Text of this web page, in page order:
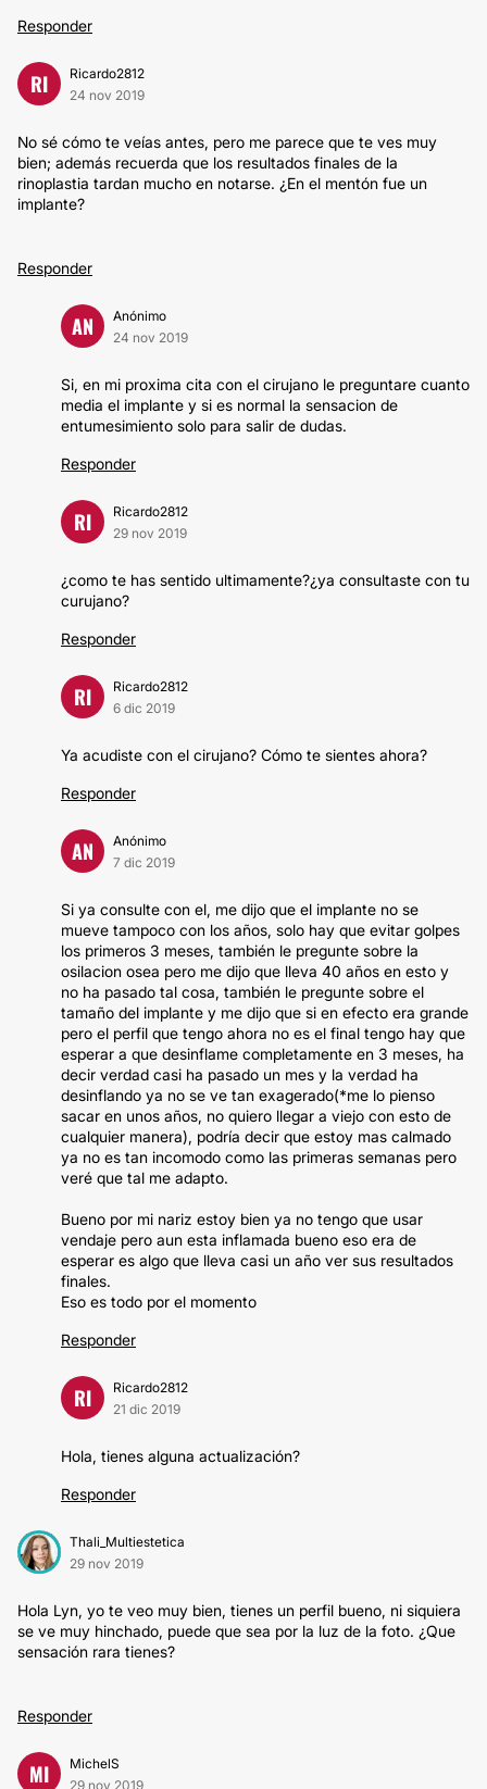
Responder
RI
Ricardo2812
24 nov 2019
No sé cómo te veías antes, pero me parece que te ves muy
bien; además recuerda que los resultados finales de la
rinoplastia tardan mucho en notarse. ¿En el mentón fue un
implante?
Responder
AN
Anónimo
24 nov 2019
Si, en mi proxima cita con el cirujano le preguntare cuanto
media el implante y si es normal la sensacion de
entumesimiento solo para salir de dudas.
Responder
RI
Ricardo2812
29 nov 2019
¿como te has sentido ultimamente?¿ya consultaste con tu
curujano?
Responder
RI
Ricardo2812
6 dic 2019
Ya acudiste con el cirujano? Cómo te sientes ahora?
Responder
AN
Anónimo
7 dic 2019
Si ya consulte con el, me dijo que el implante no se
mueve tampoco con los años, solo hay que evitar golpes
los primeros 3 meses, también le pregunte sobre la
osilacion osea pero me dijo que lleva 40 años en esto y
no ha pasado tal cosa, también le pregunte sobre el
tamaño del implante y me dijo que si en efecto era grande
pero el perfil que tengo ahora no es el final tengo hay que
esperar a que desinflame completamente en 3 meses, ha
decir verdad casi ha pasado un mes y la verdad ha
desinflando ya no se ve tan exagerado(*me lo pienso
sacar en unos años, no quiero llegar a viejo con esto de
cualquier manera), podría decir que estoy mas calmado
ya no es tan incomodo como las primeras semanas pero
veré que tal me adapto.
Bueno por mi nariz estoy bien ya no tengo que usar
vendaje pero aun esta inflamada bueno eso era de
esperar es algo que lleva casi un año ver sus resultados
finales.
Eso es todo por el momento
Responder
RI
Ricardo2812
21 dic 2019
Hola, tienes alguna actualización?
Responder
Thali_Multiestetica
29 nov 2019
Hola Lyn, yo te veo muy bien, tienes un perfil bueno, ni siquiera
se ve muy hinchado, puede que sea por la luz de la foto. ¿Que
sensación rara tienes?
Responder
MI
MichelS
29 nov 2019